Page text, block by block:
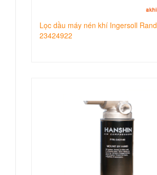
Lọc dầu máy nén khí Ingersoll Rand
23424922